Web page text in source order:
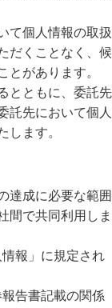
て個人情報の取扱
だくことなく、候
とがあります。
とともに、委託先
託先において個人
します。
達成に必要な範囲
間で共同利用しま
報」に規定され
告書記載の関係